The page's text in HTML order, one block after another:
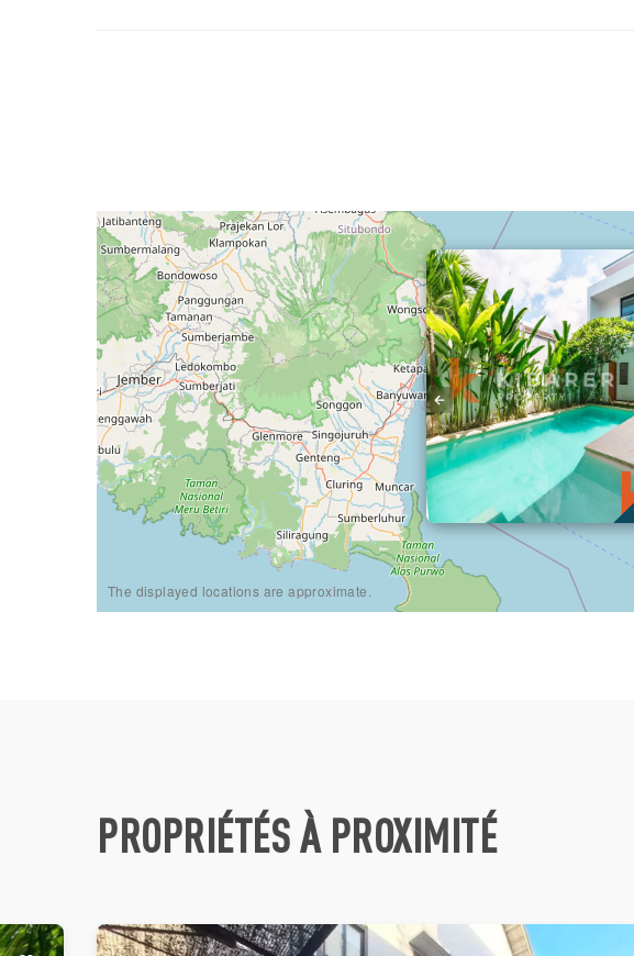
1
3
The displayed locations are approximate.
PROPRIÉTÉS À PROXIMITÉ